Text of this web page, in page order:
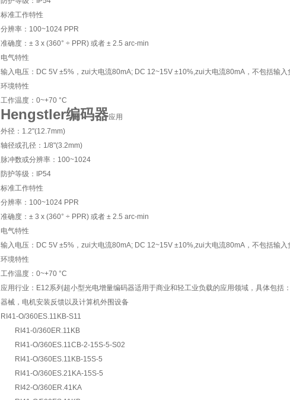
标准工作特性
分辨率：100~1024 PPR
准确度：± 3 x (360° ÷ PPR) 或者 ± 2.5 arc-min
电气特性
输入电压：DC 5V ±5%，zui大电流80mA; DC 12~15V ±10%,zui大电流80mA，不包括输入
环境特性
工作温度：0~+70 °C
Hengstler编码器应用
外径：1.2"(12.7mm)
轴径或孔径：1/8"(3.2mm)
脉冲数或分辨率：100~1024
防护等级：IP54
标准工作特性
分辨率：100~1024 PPR
准确度：± 3 x (360° ÷ PPR) 或者 ± 2.5 arc-min
电气特性
输入电压：DC 5V ±5%，zui大电流80mA; DC 12~15V ±10%,zui大电流80mA，不包括输入
环境特性
工作温度：0~+70 °C
应用行业：E12系列超小型光电增量编码器适用于商业和轻工业负载的应用领域，具体包括
器械，电机安装反馈以及计算机外围设备
RI41-O/360ES.11KB-S11
RI41-0/360ER.11KB
RI41-O/360ES.11CB-2-15S-5-S02
RI41-O/360ES.11KB-15S-5
RI41-O/360ES.21KA-15S-5
RI42-O/360ER.41KA